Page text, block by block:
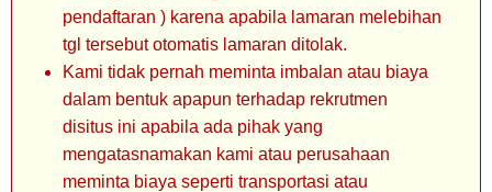
pendaftaran ) karena apabila lamaran melebihan
tgl tersebut otomatis lamaran ditolak.
Kami tidak pernah meminta imbalan atau biaya
dalam bentuk apapun terhadap rekrutmen
disitus ini apabila ada pihak yang
mengatasnamakan kami atau perusahaan
meminta biaya seperti transportasi atau